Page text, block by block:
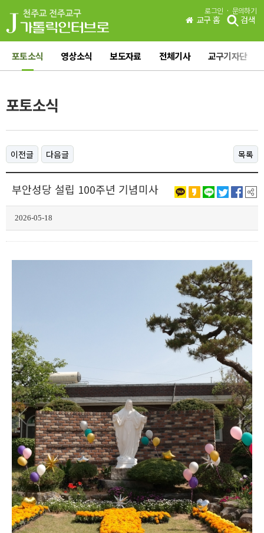
로그인 · 문의하기
교구 홈 검색
포토소식 영상소식 보도자료 전체기사 교구기자단
포토소식
이전글 다음글 목록
부안성당 설립 100주년 기념미사
2026-05-18